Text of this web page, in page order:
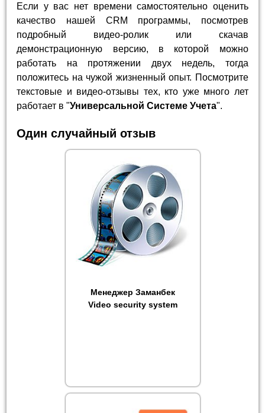
Если у вас нет времени самостоятельно оценить
качество нашей CRM программы, посмотрев
подробный видео-ролик или скачав
демонстрационную версию, в которой можно
работать на протяжении двух недель, тогда
положитесь на чужой жизненный опыт. Посмотрите
текстовые и видео-отзывы тех, кто уже много лет
работает в "Универсальной Системе Учета".
Один случайный отзыв
Менеджер Заманбек
Video security system